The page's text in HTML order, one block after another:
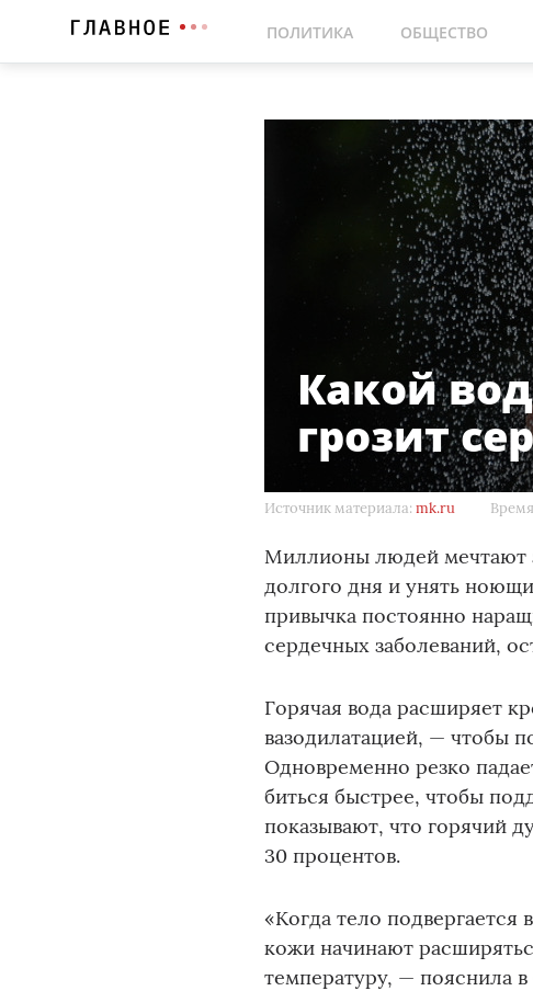
ПОЛИТИКА ОБЩЕСТВО
Какой
грозит
Источник материала:mk.ru
Миллионы людей мечтают
долгого дня и унять
привычка постоянно
сердечных заболеваний,
Горячая вода расширяет
вазодилатацией, — чтобы
Одновременно резко
биться быстрее, чтобы
показывают, что горячий
30 процентов.
«Когда тело
кожи начинают
температуру, — пояснила